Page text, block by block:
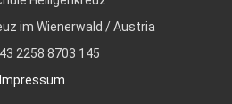
im Wienerwald / Austria
2258 8703 145
Impressum